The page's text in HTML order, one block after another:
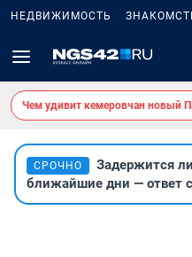
НЕДВИЖИМОСТЬ
Чем удивит кемеровчан новый
СРОЧНО
Задержится
ближайшие дни — ответ